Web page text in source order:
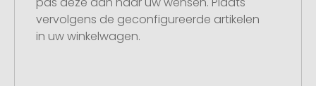
vervolgens de geconfigureerde artikelen
in uw winkelwagen.